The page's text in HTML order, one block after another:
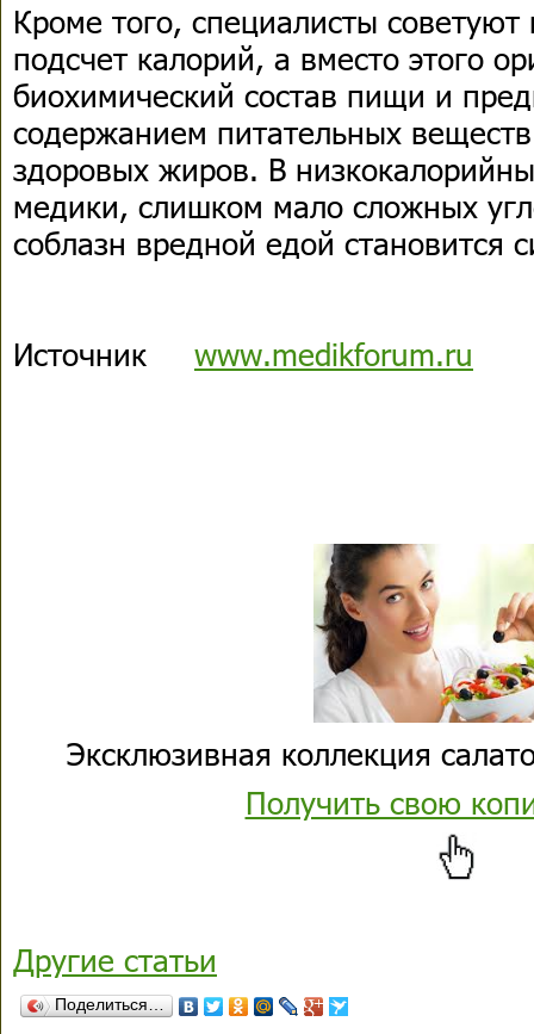
Кроме того, специалисты
подсчет калорий, а вместо этого
биохимический состав пищи и
содержанием питательных
здоровых жиров. В
медики, слишком мало сложных
соблазн вредной едой становится
Источник www.medikforum.ru
Эксклюзивная коллекция
Получить свою
Другие статьи
Поделиться…